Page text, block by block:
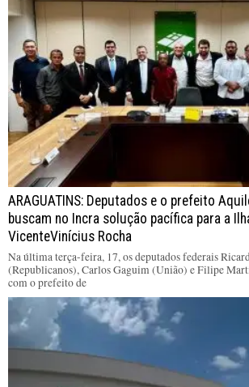
ARAGUATINS: Deputados e o prefeito
buscam no Incra solução pacífica para a
VicenteVinícius Rocha
Na última terça-feira, 17, os deputados federais
(Republicanos), Carlos Gaguim (União) e Filipe
com o prefeito de